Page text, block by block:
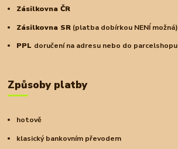
Zásilkovna ČR
Zásilkovna SR (platba dobírkou NENÍ možná)
PPL doručení na adresu nebo do parcelshopu
Způsoby platby
hotově
klasický bankovním převodem